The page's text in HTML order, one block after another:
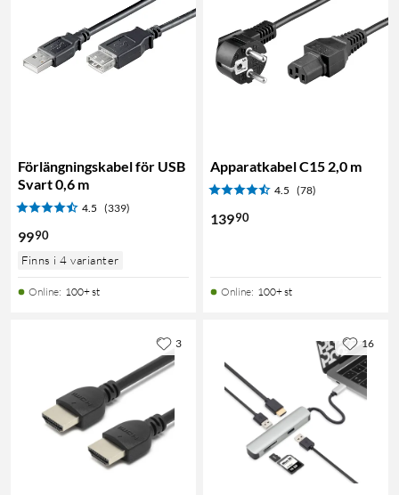
Förlängningskabel för USB
Svart 0,6 m
4.5 (339)
9990
Finns i 4 varianter
Online: 100+ st
Apparatkabel C15 2,0 m
4.5 (78)
13990
Online: 100+ st
3 16